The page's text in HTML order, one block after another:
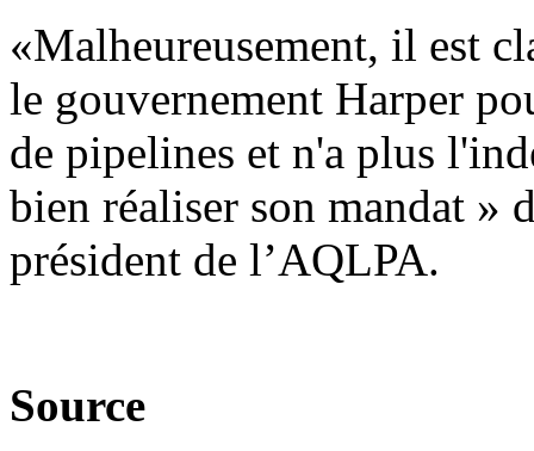
«Malheureusement, il est
le gouvernement Harper
de pipelines et n'a plus
bien réaliser son mandat »
président de l’AQLPA.
Source